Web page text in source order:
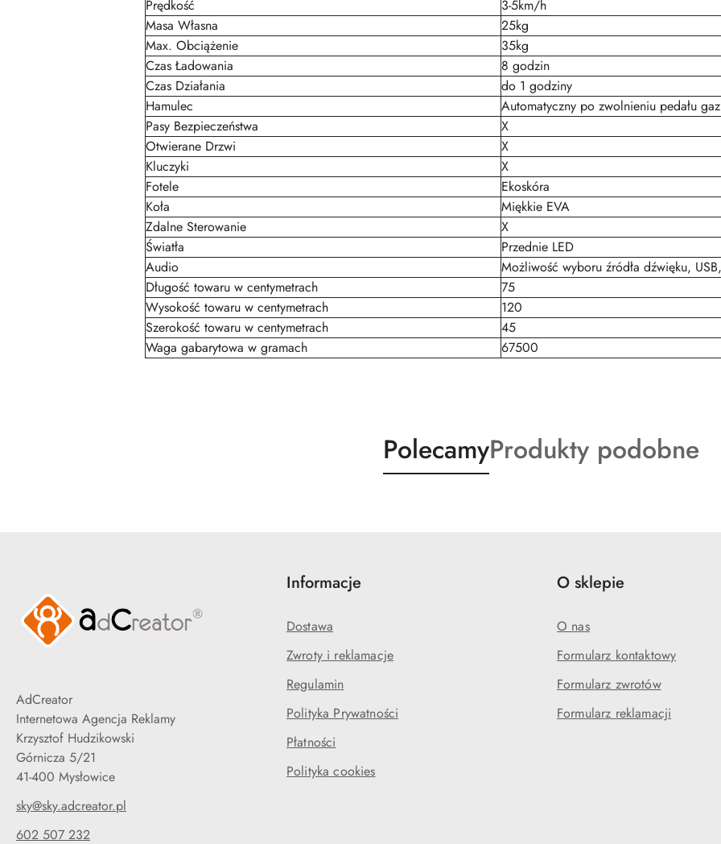
Prędkość
3-5km/h
Masa Własna
25kg
Max. Obciążenie
35kg
Czas Ładowania
8 godzin
Czas Działania
do 1 godziny
Hamulec
Automatyczny po zwolnieniu pedału
Pasy Bezpieczeństwa
X
Otwierane Drzwi
X
Kluczyki
X
Fotele
Ekoskóra
Koła
Miękkie EVA
Zdalne Sterowanie
X
Światła
Przednie LED
Audio
Możliwość wyboru źródła dźwięku,
Długość towaru w centymetrach
75
Wysokość towaru w centymetrach
120
Szerokość towaru w centymetrach
45
Waga gabarytowa w gramach
67500
Produkty
o
PolecamyProdukty
o
Produkty podobne
AdCreator
Internetowa Agencja Reklamy
Krzysztof Hudzikowski
Górnicza 5/21
41-400 Mysłowice
sky@sky.adcreator.pl
602 507 232
Informacje
Dostawa
Zwroty i reklamacje
Regulamin
Polityka Prywatności
Płatności
Polityka cookies
O sklepie
O nas
Formularz kontaktowy
Formularz zwrotów
Formularz reklamacji